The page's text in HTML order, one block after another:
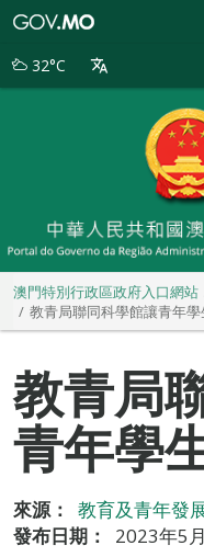
別
32°C
澳門特別行政區政府入口網站
教青局聯同科學館讓青年
教青局
青年學
來源：
教育及青年發
發布日期：
2023年5